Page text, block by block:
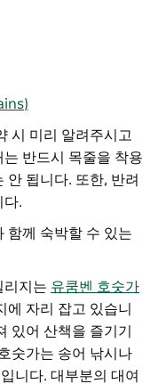
시 미리 알려주시고
반드시 목줄을 착용
안 됩니다. 또한, 반려
다.
함께 숙박할 수 있는
리지는 유쿰벤 호숫가
자리 잡고 있습니
있어 산책을 즐기기
숫가는 송어 낚시나
니다. 대부분의 대여